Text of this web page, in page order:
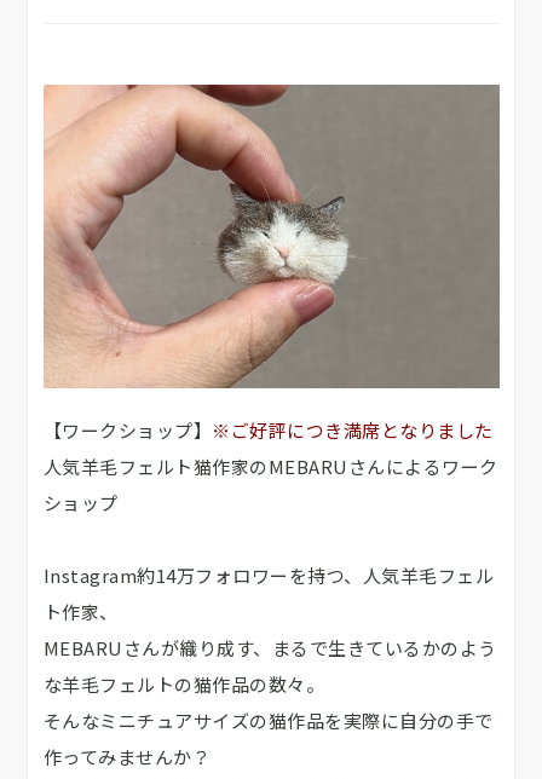
【ワークショップ】 ※ご好評につき満席となりました
人気羊毛フェルト猫作家のMEBARUさんによるワーク
ショップ
Instagram約14万フォロワーを持つ、人気羊毛フェル
ト作家、
MEBARUさんが織り成す、まるで生きているかのよう
な羊毛フェルトの猫作品の数々。
そんなミニチュアサイズの猫作品を実際に自分の手で
作ってみませんか？